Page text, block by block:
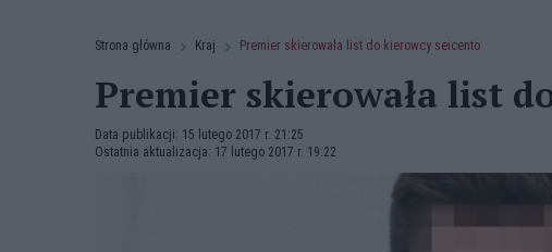
Strona główna Kraj Premier skierowała list do kierowcy seicento
Premier skierowała list
Data publikacji: 15 lutego 2017 r. 21:25
Ostatnia aktualizacja: 17 lutego 2017 r. 19:22